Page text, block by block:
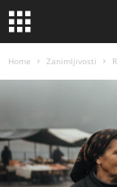
Home Zanimljivosti